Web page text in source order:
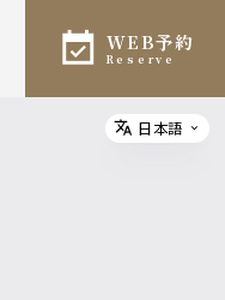
WEB予約
reserve
Select
日本語